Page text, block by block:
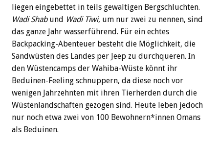
liegen eingebettet in teils gewaltigen Bergschluchten.
Wadi Shabund Wadi Tiwi, um nur zwei zu nennen, sind
das ganze Jahr wasserführend. Für ein echtes
Backpacking-Abenteuer besteht die Möglichkeit, die
Sandwüsten des Landes per Jeep zu durchqueren. In
den Wüstencamps der Wahiba-Wüste könnt ihr
Beduinen-Feeling schnuppern, da diese noch vor
wenigen Jahrzehnten mit ihren Tierherden durch die
Wüstenlandschaften gezogen sind. Heute leben jedoch
nur noch etwa zwei von 100 Bewohnern*innen Omans
als Beduinen.